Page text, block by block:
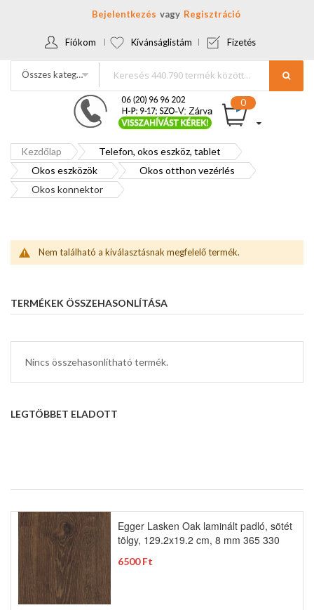
Bejelentkezés Regisztráció
Fiókom Kívánságlistám Fizetés
Összes kategória
Kezdőlap
Telefon, okos eszköz, tablet
Okos eszközök
Okos otthon vezérlés
Okos konnektor
Nem található a kiválasztásnak megfelelő termék.
TERMÉKEK ÖSSZEHASONLÍTÁSA
Nincs összehasonlítható termék.
LEGTÖBBET ELADOTT
Egger Lasken Oak laminált padló, sötét
tölgy, 129.2x19.2 cm, 8 mm 365 330
6500 Ft